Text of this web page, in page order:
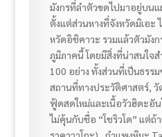
มังกรที่ลำตัวขดไปมาอยู่บน
ตั้งแต่ส่วนหางที่จังหวัดมิเอะ
หวัดอิชิคาวะ รวมแล้วตัวมัง
ภูมิภาคนี้ โดยมีสิ่งที่น่าสนใจ
100 อย่าง ทั้งส่วนที่เป็นธรร
สถานที่ทางประวัติศาสตร์,
ฟู้ดสดใหม่และเนื้อวัวฮิดะอัน
ไม่คุ้นกับชื่อ “โชริวโด” แต่ถ้